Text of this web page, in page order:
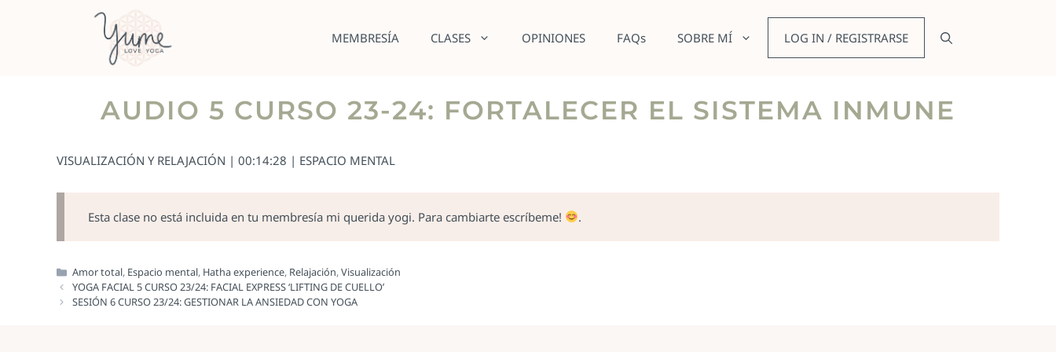
MEMBRESÍA CLASES OPINIONES FAQs SOBRE MÍ LOG IN / REGISTRARSE
AUDIO 5 CURSO 23-24: FORTALECER EL SISTEMA INMUNE
VISUALIZACIÓN Y RELAJACIÓN | 00:14:28 | ESPACIO MENTAL
Esta clase no está incluida en tu membresía mi querida yogi. Para cambiarte escríbeme! .
Amor total, Espacio mental, Hatha experience, Relajación,Visualización
YOGA FACIAL 5 CURSO 23/24: FACIAL EXPRESS ‘LIFTING DE CUELLO’
SESIÓN 6 CURSO 23/24: GESTIONAR LA ANSIEDAD CON YOGA